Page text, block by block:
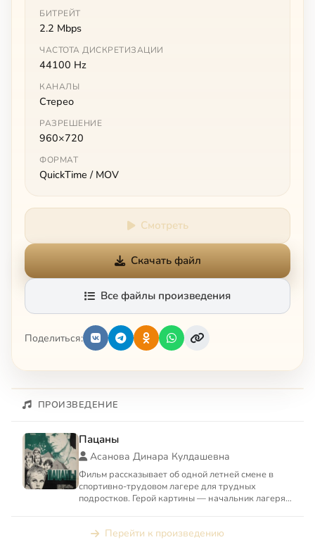
БИТРЕЙТ
2.2 Mbps
ЧАСТОТА ДИСКРЕТИЗАЦИИ
44100 Hz
КАНАЛЫ
Стерео
РАЗРЕШЕНИЕ
960×720
ФОРМАТ
QuickTime / MOV
Смотреть
Скачать файл
Все файлы произведения
Поделиться:
ПРОИЗВЕДЕНИЕ
Пацаны
Асанова Динара Кулдашевна
Фильм рассказывает об одной летней смене в
спортивно-трудовом лагере для трудных
подростков. Герой картины — начальник лагеря
Перейти к произведению